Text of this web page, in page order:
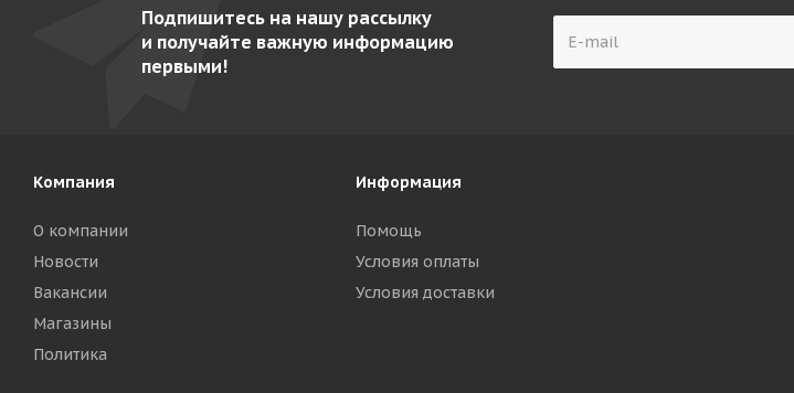
Подпишитесь на нашу рассылку
и получайте важную информацию
первыми!
Компания
О компании
Новости
Вакансии
Магазины
Политика
Информация
Помощь
Условия оплаты
Условия доставки